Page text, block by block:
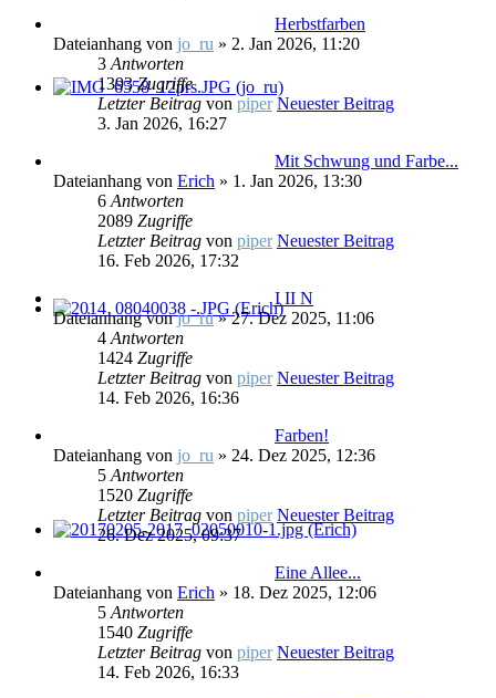
Herbstfarben
Dateianhang von jo_ru » 2. Jan 2026, 11:20
3 Antworten
1393Zugriffe
Letzter Beitrag von piper Neuester Beitrag
3. Jan 2026, 16:27
Mit Schwung und Farbe...
Dateianhang von Erich » 1. Jan 2026, 13:30
6 Antworten
2089 Zugriffe
Letzter Beitrag von piper Neuester Beitrag
16. Feb 2026, 17:32
I II N
Dateianhangvonjo_ru» 27. Dez 2025, 11:06
4 Antworten
1424 Zugriffe
Letzter Beitrag von piper Neuester Beitrag
14. Feb 2026, 16:36
Farben!
Dateianhang von jo_ru » 24. Dez 2025, 12:36
5 Antworten
1520 Zugriffe
Letzter Beitrag von piper Neuester Beitrag
26. Dez 2025, 09:37
Eine Allee...
Dateianhang von Erich » 18. Dez 2025, 12:06
5 Antworten
1540 Zugriffe
Letzter Beitrag von piper Neuester Beitrag
14. Feb 2026, 16:33